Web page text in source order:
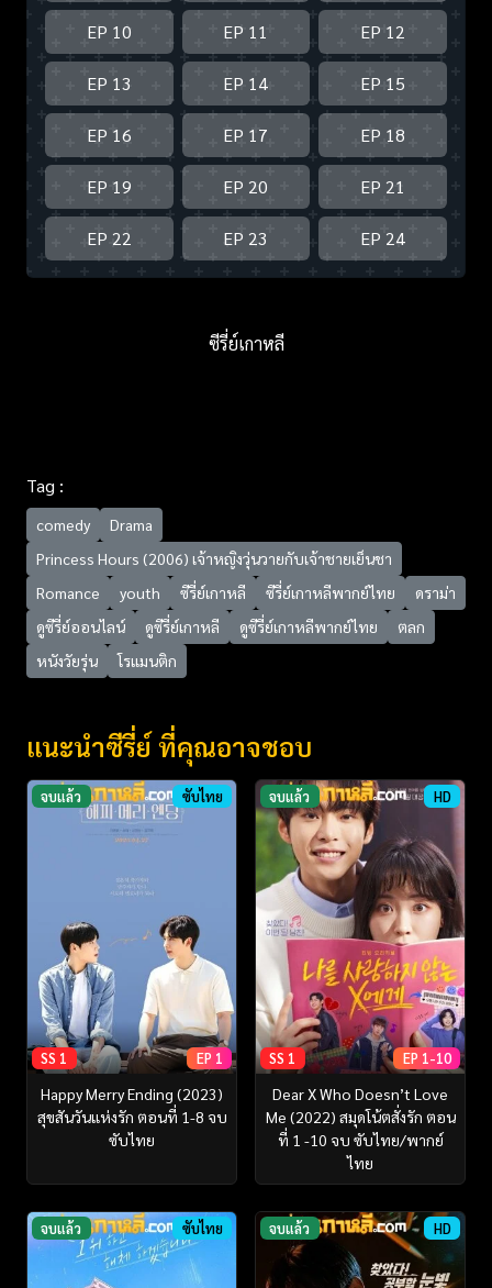
EP 10 EP 11 EP 12
EP 13 EP 14 EP 15
EP 16 EP 17 EP 18
EP 19 EP 20 EP 21
EP 22 EP 23 EP 24
ซีรี่ย์เกาหลี
Tag :
comedy
Drama
Princess Hours (2006) เจ้าหญิงวุ่นวายกับเจ้าชายเย็นชา
Romance
youth ซีรี่ย์เกาหลี ซีรี่ย์เกาหลีพากย์ไทย
ดราม่า
ดูซีรี่ย์ออนไลน์
ดูซีรี่ย์เกาหลี ดูซีรี่ย์เกาหลีพากย์ไทย
ตลก
หนังวัยรุ่น
โรแมนติก
แนะนำซีรี่ย์ ที่คุณอาจชอบ
จบแล้ว ซับไทย
SS 1 EP 1
Happy Merry Ending (2023)
สุขสันวันแห่งรัก ตอนที่ 1-8 จบ
ซับไทย
จบแล้ว HD
SS 1 EP 1-10
Dear X Who Doesn’t Love
Me (2022) สมุดโน้ตสั่งรัก ตอน
ที่ 1 -10 จบ ซับไทย/พากย์
ไทย
จบแล้ว ซับไทย จบแล้ว HD